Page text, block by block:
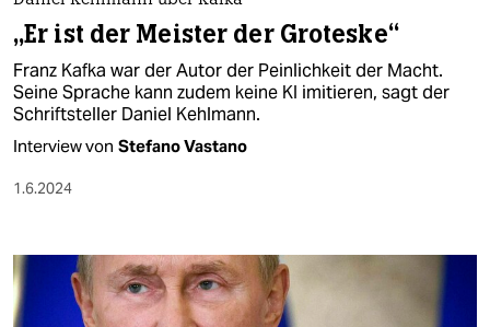
nord
wahrheit
verlag
verlag
shop
fragen & hilfe
„Er ist der Meister der Groteske“
Franz Kafka war der Autor der Peinlichkeit der Macht.
Seine Sprache kann zudem keine KI imitieren, sagt der
Schriftsteller Daniel Kehlmann.
Interview von Stefano Vastano
1.6.2024